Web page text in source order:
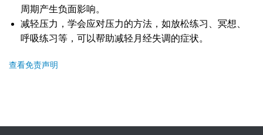
周期产生负面影响。
减轻压力，学会应对压力的方法，如放松练习、冥想、
呼吸练习等，可以帮助减轻月经失调的症状。
查看免责声明